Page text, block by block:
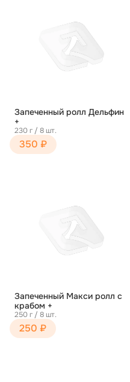
Запеченный ролл Дельфин
+
230 г / 8 шт.
350 ₽
Запеченный Макси ролл с
крабом +
250 г / 8 шт.
250 ₽